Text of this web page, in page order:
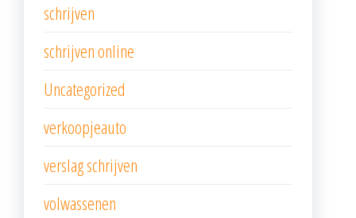
schrijven
schrijven online
Uncategorized
verkoopjeauto
verslag schrijven
volwassenen